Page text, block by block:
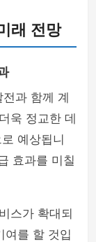
래 전망
과 함께 계
욱 정교한 데
예상됩니
효과를 미칠
스가 확대되
여를 할 것입